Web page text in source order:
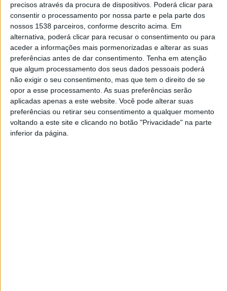
precisos através da procura de dispositivos. Poderá clicar para
consentir o processamento por nossa parte e pela parte dos
nossos 1538 parceiros, conforme descrito acima. Em
alternativa, poderá clicar para recusar o consentimento ou para
aceder a informações mais pormenorizadas e alterar as suas
preferências antes de dar consentimento. Tenha em atenção
que algum processamento dos seus dados pessoais poderá
não exigir o seu consentimento, mas que tem o direito de se
opor a esse processamento. As suas preferências serão
aplicadas apenas a este website. Você pode alterar suas
preferências ou retirar seu consentimento a qualquer momento
voltando a este site e clicando no botão "Privacidade" na parte
inferior da página.
Fazendo a cronologia do incidente, o autarca
assegurou que logo que foi detetado o primeiro sinal
de um problema nos sistemas informáticos, o
Município agiu de forma imediata para identificar e
conter os efeitos e repor a normalidade operativa.
Mário Constantino acrescentou também que, segundo
os intervenientes envolvidos na investigação do
ataque, “a antiguidade de vários dos sistemas
existentes (com as correspondentes fragilidades) pode